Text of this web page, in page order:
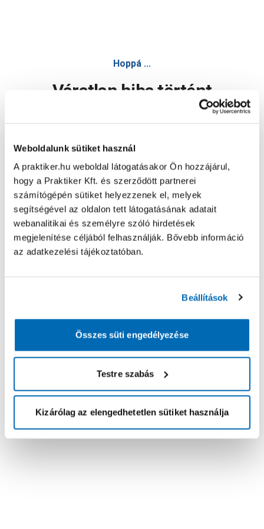
Weboldalunk sütiket használ
A praktiker.hu weboldal látogatásakor Ön hozzájárul,
hogy a Praktiker Kft. és szerződött partnerei
számítógépén sütiket helyezzenek el, melyek
segítségével az oldalon tett látogatásának adatait
webanalitikai és személyre szóló hirdetések
megjelenítése céljából felhasználják. Bővebb információ
az adatkezelési tájékoztatóban.
Beállítások
Összes süti engedélyezése
Testre szabás
Kizárólag az elengedhetetlen sütiket használja
Hoppá ...
Váratlan hiba történt
Oldal újratöltése